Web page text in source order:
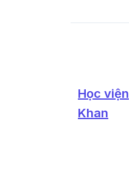
Học viện
Khan